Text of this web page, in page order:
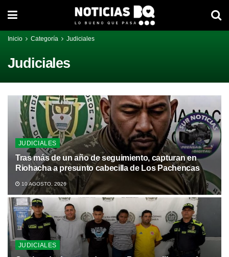
Inicio Categoría Judiciales
Judiciales
JUDICIALES
Tras más de un año de seguimiento, capturan en
Riohacha a presunto cabecilla de Los Pachencas
10 AGOSTO, 2026
JUDICIALES